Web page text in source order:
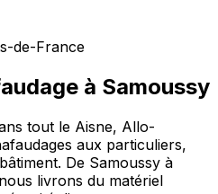
de-France
à Samoussy
tout le Aisne, Allo-
aux particuliers,
De Samoussy à
livrons du matériel